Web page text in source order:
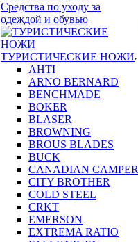
Средства по уходу за
одеждой и обувью
ТУРИСТИЧЕСКИЕ НОЖИ
AHTI
ARNO BERNARD
BENCHMADE
BOKER
BLASER
BROWNING
BROUS BLADES
BUCK
CANADIAN CAMPER
CITY BROTHER
COLD STEEL
CRKT
EMERSON
EXTREMA RATIO